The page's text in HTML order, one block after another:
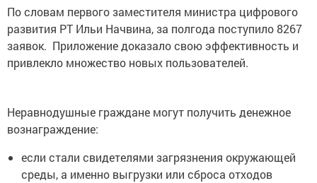
По словам первого заместителя министра цифрового
развития РТ Ильи Начвина, за полгода поступило 8267
заявок. Приложение доказало свою эффективность и
привлекло множество новых пользователей.
Неравнодушные граждане могут получить денежное
вознаграждение:
если стали свидетелями загрязнения окружающей
среды, а именно выгрузки или сброса отходов